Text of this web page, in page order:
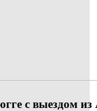
с выездом из